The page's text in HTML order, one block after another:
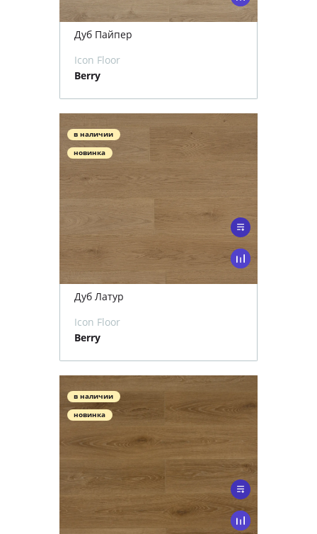
Дуб Пайпер
Icon Floor
Berry
в наличии
новинка
Дуб Латур
Icon Floor
Berry
в наличии
новинка